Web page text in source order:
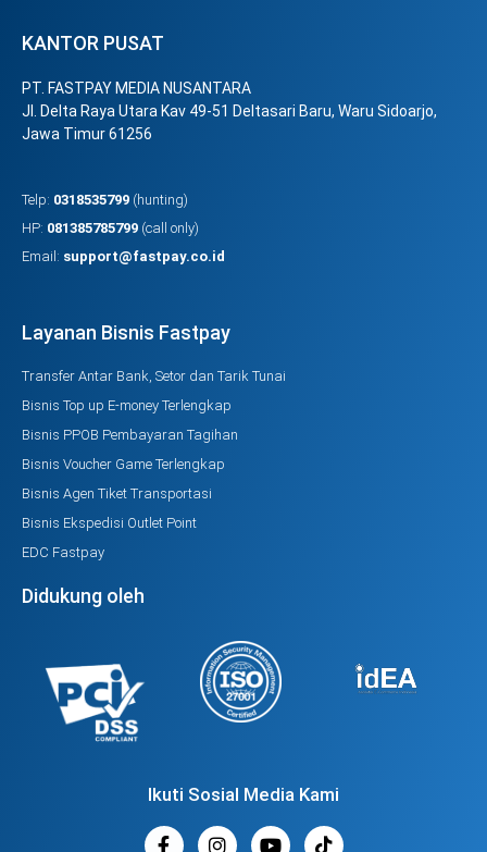
KANTOR PUSAT
PT. FASTPAY MEDIA NUSANTARA
Jl. Delta Raya Utara Kav 49-51 Deltasari Baru, Waru Sidoarjo,
Jawa Timur 61256
Telp: 0318535799 (hunting)
HP: 081385785799 (call only)
Email: support@fastpay.co.id
Layanan Bisnis Fastpay
Transfer Antar Bank, Setor dan Tarik Tunai
Bisnis Top up E-money Terlengkap
Bisnis PPOB Pembayaran Tagihan
Bisnis Voucher Game Terlengkap
Bisnis Agen Tiket Transportasi
Bisnis Ekspedisi Outlet Point
EDC Fastpay
Didukung oleh
Ikuti Sosial Media Kami